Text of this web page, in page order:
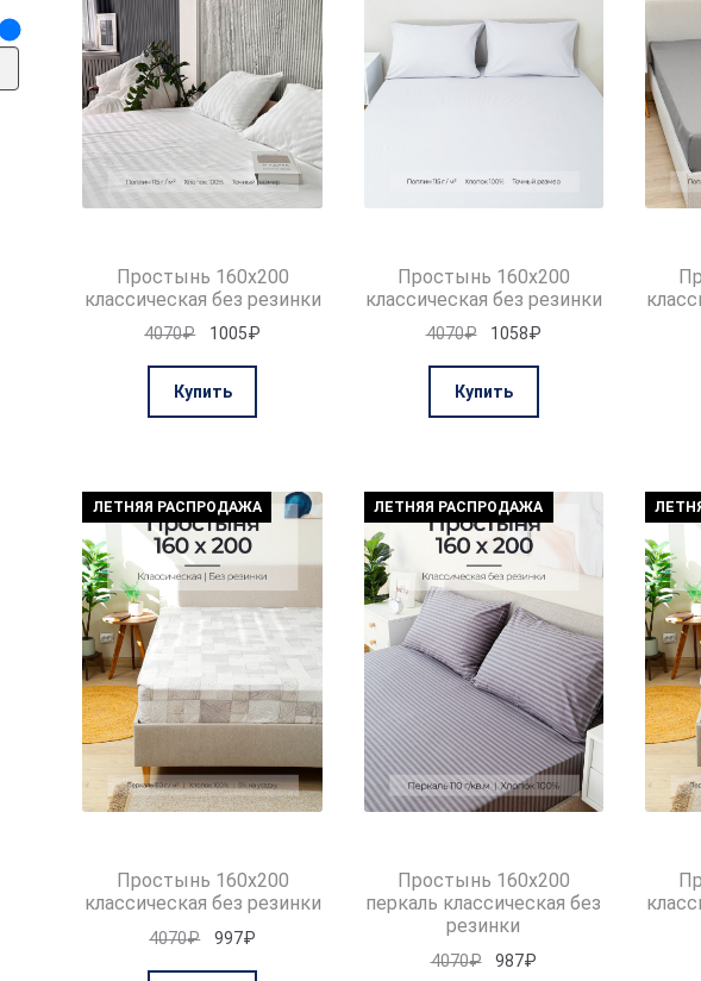
Простынь 160х200
классическая без резинки
4070₽
Первоначальная
составляла
4070₽.
1005₽Текущая
Купить
Простынь 160х200
классическая без резинки
4070₽
Первоначальная
составляла
4070₽.
1058₽
Купить
ЛЕТНЯЯ РАСПРОДАЖА
Простынь 160х200
классическая без резинки
4070₽
Первоначальная
997₽Текущая
ЛЕТНЯЯ РАСПРОДАЖА
Простынь 160х200
перкаль классическая без
резинки
4070₽
Первоначальная
987₽